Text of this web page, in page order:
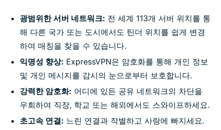
광범위한 서버 네트워크: 전 세계 113개 서버 위치를 통
해 다른 국가 또는 도시에서도 틴더 위치를 쉽게 변경
하여 매칭을 찾을 수 있습니다.
익명성 향상: ExpressVPN은 암호화를 통해 개인 정보
및 개인 메시지를 감시의 눈으로부터 보호합니다.
강력한 암호화: 어디에 있든 공유 네트워크의 차단을
우회하여 직장, 학교 또는 해외에서도 스와이프하세요.
초고속 연결: 느린 연결과 작별하고 사랑에 빠지세요.